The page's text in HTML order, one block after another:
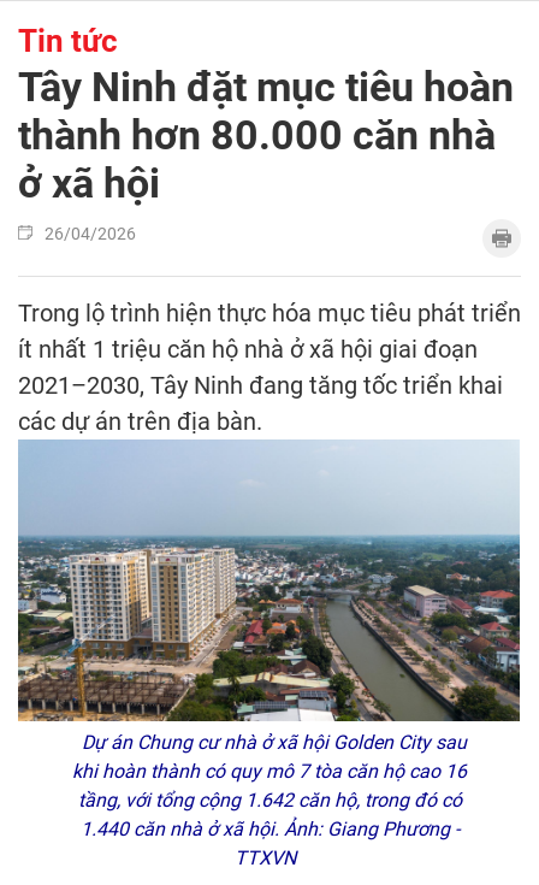
Tin tức
Tây Ninh đặt mục tiêu hoàn
thành hơn 80.000 căn nhà
ở xã hội
26/04/2026
Trong lộ trình hiện thực hóa mục tiêu phát triển
ít nhất 1 triệu căn hộ nhà ở xã hội giai đoạn
2021–2030, Tây Ninh đang tăng tốc triển khai
các dự án trên địa bàn.
Dự án Chung cư nhà ở xã hội Golden City sau
khi hoàn thành có quy mô 7 tòa căn hộ cao 16
tầng, với tổng cộng 1.642 căn hộ, trong đó có
1.440 căn nhà ở xã hội. Ảnh: Giang Phương -
TTXVN